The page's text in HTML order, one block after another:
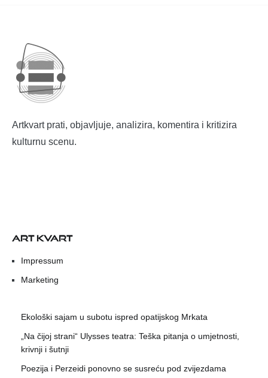
Artkvart prati, objavljuje, analizira, komentira i kritizira
kulturnu scenu.
ART KVART
Impressum
Marketing
Ekološki sajam u subotu ispred opatijskog Mrkata
„Na čijoj strani“ Ulysses teatra: Teška pitanja o umjetnosti,
krivnji i šutnji
Poezija i Perzeidi ponovno se susreću pod zvijezdama